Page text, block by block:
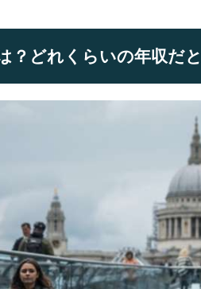
？どれくらいの年収だ